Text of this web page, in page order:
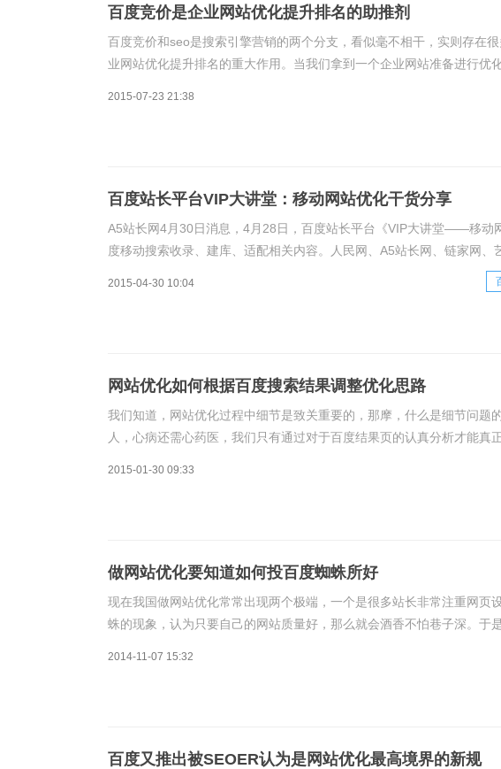
百度竞价是企业网站优化提升排名的助推剂
百度竞价和seo是搜索引擎营销的两个分支，看似毫不相干，实则存在
业网站优化提升排名的重大作用。当我们拿到一个企业网站准备进行优
优化部分的内容，诚然，这样做了之后提升网站排名是迟早的事情，但
2015-07-23 21:38
百度站长平台VIP大讲堂：移动网站优化干货分享
A5站长网4月30日消息，4月28日，百度站长平台《VIP大讲堂——移动
度移动搜索收录、建库、适配相关内容。人民网、A5站长网、链家网
前来参加，纷纷表示收获甚丰，解决了很多工作中遇到的疑惑和问题。
2015-04-30 10:04
网站优化如何根据百度搜索结果调整优化思路
我们知道，网站优化过程中细节是致关重要的，那摩，什么是细节问题
人，心病还需心药医，我们只有通过对于百度结果页的认真分析才能真
续，进入今天主题，网站优化如何根据百度搜索结果调整优化思路。第
2015-01-30 09:33
做网站优化要知道如何投百度蜘蛛所好
现在我国做网站优化常常出现两个极端，一个是很多站长非常注重网页
蛛的现象，认为只要自己的网站质量好，那么就会酒香不怕巷子深。于
另一个就是全面结合百度蜘蛛的喜好，进行全面的刺激，比如通过关键
2014-11-07 15:32
百度又推出被SEOER认为是网站优化最高境界的新规